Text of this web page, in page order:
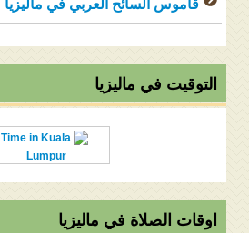
التوقيت في ماليزيا
Time in Kuala
Lumpur
اوقات الصلاة في ماليزيا